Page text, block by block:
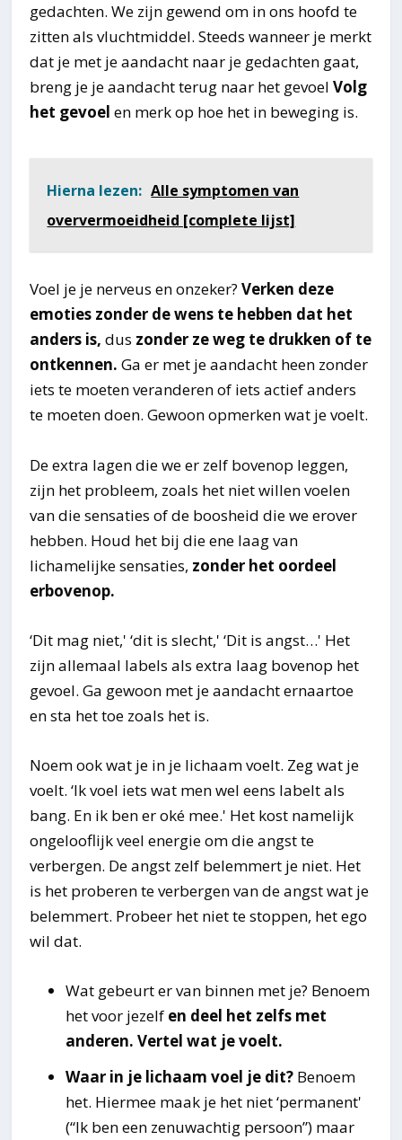
gedachten. We zijn gewend om in ons hoofd te
zitten als vluchtmiddel. Steeds wanneer je merkt
dat je met je aandacht naar je gedachten gaat,
breng je je aandacht terug naar het gevoelVolg
het gevoel en merk op hoe het in beweging is.
Hierna lezen: Alle symptomen van
oververmoeidheid [complete lijst]
Voel je je nerveus en onzeker?Verken deze
emoties zonder de wens te hebben dat het
anders is,dus zonder ze weg te drukken of te
ontkennen.Ga er met je aandacht heen zonder
iets te moeten veranderen of iets actief anders
te moeten doen. Gewoon opmerken wat je voelt.
De extra lagen die we er zelf bovenop leggen,
zijn het probleem, zoals het niet willen voelen
van die sensaties of de boosheid die we erover
hebben. Houd het bij die ene laag van
lichamelijke sensaties, zonder het oordeel
erbovenop.
‘Dit mag niet,' ‘dit is slecht,' ‘Dit is angst…' Het
zijn allemaal labels als extra laag bovenop het
gevoel. Ga gewoon met je aandacht ernaartoe
en sta het toe zoals het is.
Noem ook wat je in je lichaam voelt. Zeg wat je
voelt. ‘Ik voel iets wat men wel eens labelt als
bang. En ik ben er oké mee.' Het kost namelijk
ongelooflijk veel energie om die angst te
verbergen. De angst zelf belemmert je niet. Het
is het proberen te verbergen van de angst wat je
belemmert. Probeer het niet te stoppen, het ego
wil dat.
Wat gebeurt er van binnen met je? Benoem
het voor jezelf en deel het zelfs met
anderen. Vertel wat je voelt.
Waar in je lichaam voel je dit? Benoem
het. Hiermee maak je het niet ‘permanent'
(“Ik ben een zenuwachtig persoon”) maar